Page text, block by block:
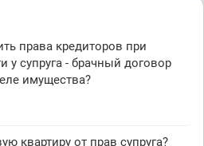
права кредиторов при
у супруга - брачный договор
имущества?
квартиру от прав супруга?